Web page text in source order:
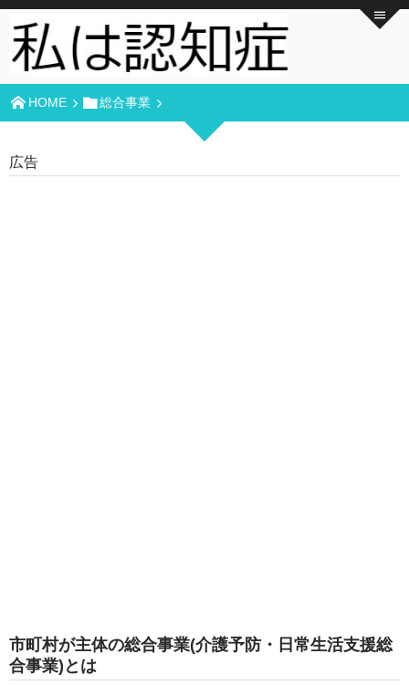
HOME 総合事業
広告
市町村が主体の総合事業(介護予防・日常生活支援総
合事業)とは